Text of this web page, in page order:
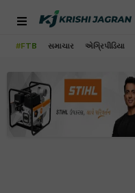
#FTB સમાચાર એગ્રિપીડિયા